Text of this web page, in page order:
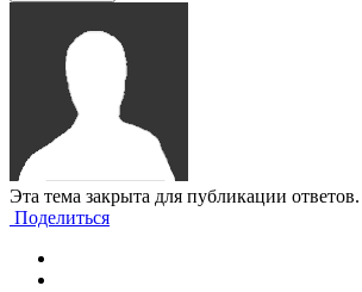
Эта тема закрыта для публикации ответов.
Поделиться